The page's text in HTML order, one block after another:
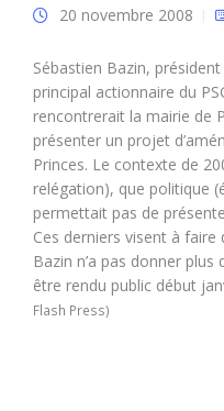
20 novembre 2008
Sébastien Bazin,
principal actionnaire du
rencontrerait la mairie de
présenter un projet
Princes. Le contexte de
relégation), que politique
permettait pas de
Ces derniers visent à
Bazin n’a pas donner
être rendu public début
Flash Press)